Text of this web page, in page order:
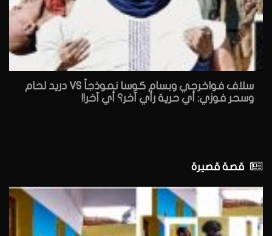
سلاف فواخرجي وبسام كوسا نموذجاً VS دريد لحام
وسحر فوزي: أي حرية رأي آخر؟ أي آخر!!
قصة قصيرة